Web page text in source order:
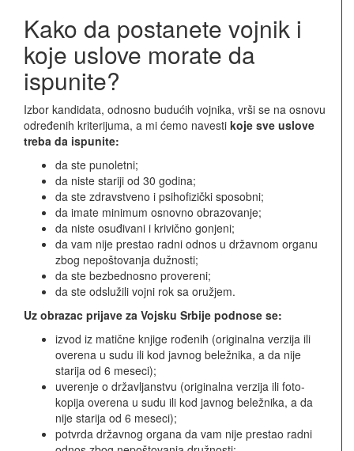
Kako da postanete vojnik i
koje uslove morate da
ispunite?
Izbor kandidata, odnosno budućih vojnika, vrši se na osnovu
određenih kriterijuma, a mi ćemo navesti koje sve uslove
treba da ispunite:
da ste punoletni;
da niste stariji od 30 godina;
da ste zdravstveno i psihofizički sposobni;
da imate minimum osnovno obrazovanje;
da niste osuđivani i krivično gonjeni;
da vam nije prestao radni odnos u državnom organu
zbog nepoštovanja dužnosti;
da ste bezbednosno provereni;
da ste odslužili vojni rok sa oružjem.
Uz obrazac prijave za Vojsku Srbije podnose se:
izvod iz matične knjige rođenih (originalna verzija ili
overena u sudu ili kod javnog beležnika, a da nije
starija od 6 meseci);
uverenje o državljanstvu (originalna verzija ili foto-
kopija overena u sudu ili kod javnog beležnika, a da
nije starija od 6 meseci);
potvrda državnog organa da vam nije prestao radni